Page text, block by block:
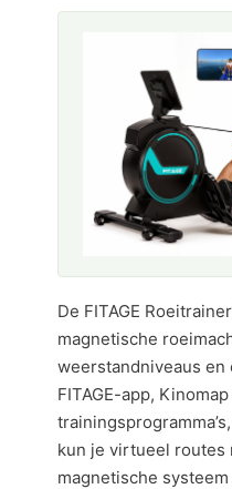
De FITAGE
magnetische
weerstandniveaus en
FITAGE-app,
kun je virtueel routes
magnetische